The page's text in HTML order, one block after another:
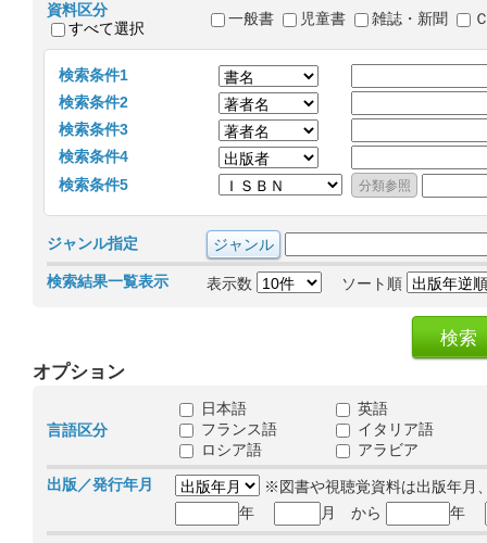
資料区分
すべて選択
一般書 児童書 雑誌・新聞
検索条件1
検索条件2
検索条件3
検索条件4
検索条件5
ジャンル指定
検索結果一覧表示 表示数 ソート順
オプション
言語区分
日本語
英語
フランス語
イタリア語
ロシア語
アラビア
出版／発行年月
※図書や視聴覚資料は出版年月
年
月 から 年